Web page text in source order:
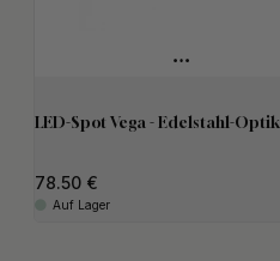
LED-Spot Vega - Edelstahl-Optik
78.50
Auf Lager